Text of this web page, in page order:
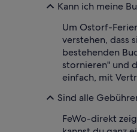
Kann ich meine
Um Ostorf-
verstehen, dass
bestehenden
stornieren" und
einfach, mit
Sind alle
FeWo-direkt